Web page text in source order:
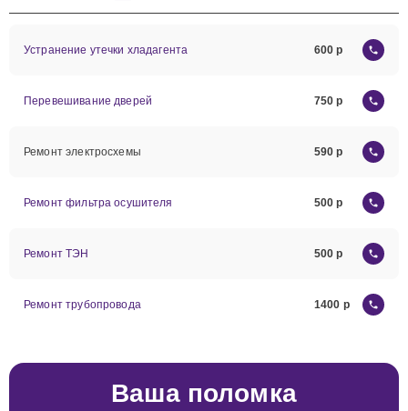
Устранение утечки хладагента 600
Перевешивание дверей 750
Ремонт электросхемы 590
Ремонт фильтра осушителя 500
Ремонт ТЭН 500
Ремонт трубопровода 1400
Ваша поломка